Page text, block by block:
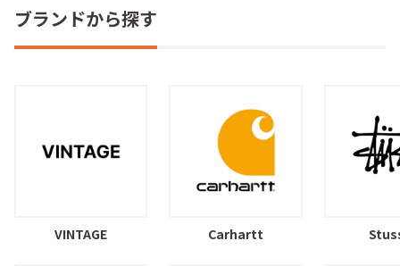
ブランドから探す
VINTAGE Carhartt